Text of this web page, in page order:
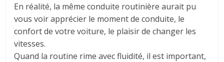
En réalité, la même conduite routinière aurait pu
vous voir apprécier le moment de conduite, le
confort de votre voiture, le plaisir de changer les
vitesses.
Quand la routine rime avec fluidité, il est important,